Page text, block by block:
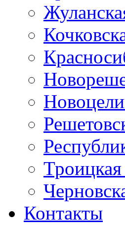
Троицкая
Контакты